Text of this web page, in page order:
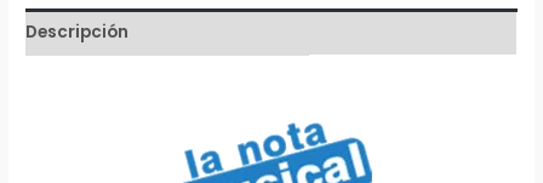
Sound
cantidad
Descripción